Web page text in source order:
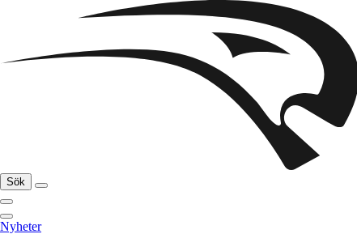
Sök
Nyheter